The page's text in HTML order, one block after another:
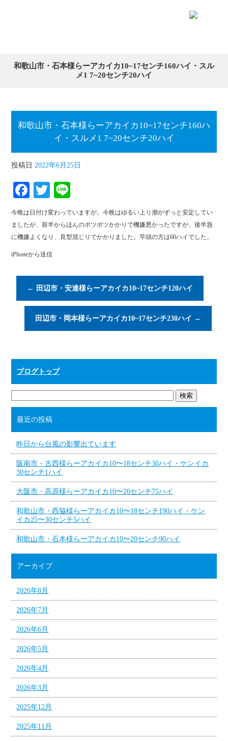
和歌山市・石本様らーアカイカ10~17センチ160ハイ・スル
メ1 7~20センチ20ハイ
和歌山市・石本様らーアカイカ10~17センチ160ハ
イ・スルメ1 7~20センチ20ハイ
投稿日 2022年6月25日
Fa
ce
bo
ok
T
wi
tte
r
ne
今晩は日付け変わっていますが。今晩はゆるい上り潮がずっと安定してい
ましたが、前半からほんのポツポツかかりで機嫌悪かったですが、後半急
に機嫌よくなり、良型混じりでかかりました。竿頭の方は60ハイでした。
iPhoneから送信
← 田辺市・安達様らーアカイカ10~17センチ120ハイ
田辺市・岡本様らーアカイカ10~17センチ230ハイ →
ブログトップ
最近の投稿
昨日から台風の影響出ています
阪南市・古西様らーアカイカ10〜18センチ30ハイ・ケンイカ
30センチ1ハイ
大阪市・高原様らーアカイカ10〜20センチ75ハイ
和歌山市・西脇様らーアカイカ10〜18センチ190ハイ・ケン
イカ25〜30センチ5ハイ
和歌山市・石本様らーアカイカ10〜20センチ90ハイ
アーカイブ
2026年8月
2026年7月
2026年6月
2026年5月
2026年4月
2026年3月
2025年12月
2025年11月